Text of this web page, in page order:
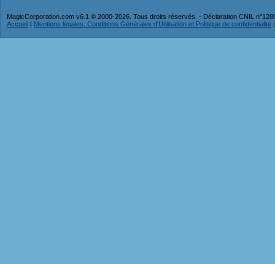
MagicCorporation.com v6.1 © 2000-2026. Tous droits réservés. - Déclaration CNIL
Accueil | Mentions légales, Conditions Générales d'Utilisation et Politique de confidentialité